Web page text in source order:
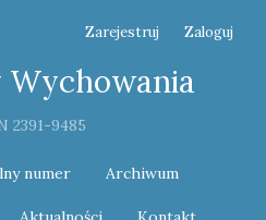
2391-9485
numer Archiwum
Zarejestruj Zaloguj